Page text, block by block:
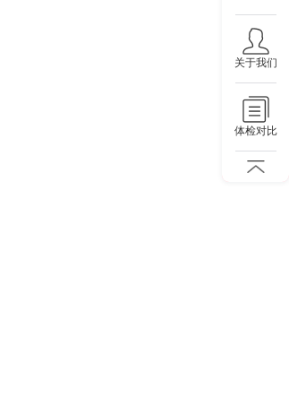
关于我们
体检对比